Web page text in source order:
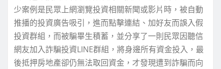
少案例是民眾上網瀏覽投資相關新聞或影片時，被自動
推播的投資廣告吸引，進而點擊連結、加好友而誤入假
投資群組，而被騙畢生積蓄，並分享了一則民眾因聽信
網友加入詐騙投資LINE群組，將身邊所有資金投入，最
後抵押房地產卻仍無法取回資金，才發現遭到詐騙而向